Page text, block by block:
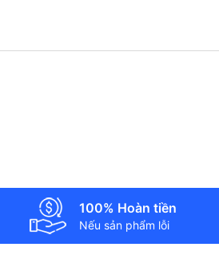
100% Hoàn tiền
Nếu sản phẩm lỗi